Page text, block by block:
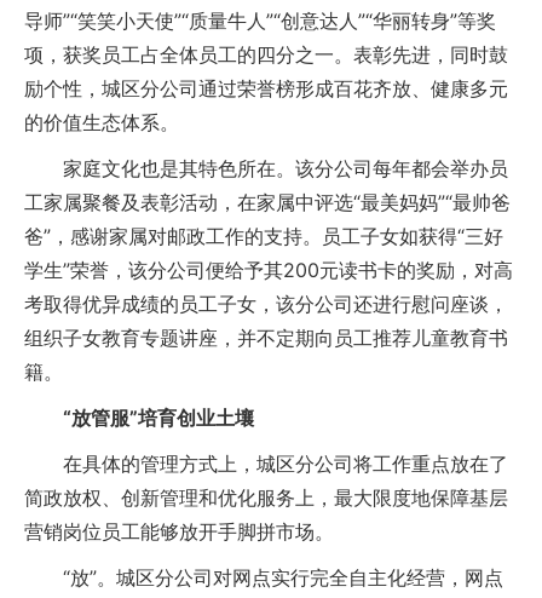
导师”“笑笑小天使”“质量牛人”“创意达人”“华丽转身”等奖
项，获奖员工占全体员工的四分之一。表彰先进，同时鼓
励个性，城区分公司通过荣誉榜形成百花齐放、健康多元
的价值生态体系。
家庭文化也是其特色所在。该分公司每年都会举办员
工家属聚餐及表彰活动，在家属中评选“最美妈妈”“最帅爸
爸”，感谢家属对邮政工作的支持。员工子女如获得“三好
学生”荣誉，该分公司便给予其200元读书卡的奖励，对高
考取得优异成绩的员工子女，该分公司还进行慰问座谈，
组织子女教育专题讲座，并不定期向员工推荐儿童教育书
籍。
“放管服”培育创业土壤
在具体的管理方式上，城区分公司将工作重点放在了
简政放权、创新管理和优化服务上，最大限度地保障基层
营销岗位员工能够放开手脚拼市场。
“放”。城区分公司对网点实行完全自主化经营，网点